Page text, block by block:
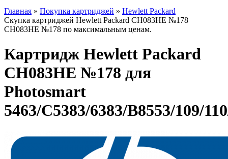
Главная » Покупка картриджей » Hewlett Packard
Скупка картриджей Hewlett Packard CH083HE №178
CH083HE №178 по максимальным ценам.
Картридж Hewlett Packard
CH083HE №178 для
Photosmart
5463/C5383/6383/B8553/109/